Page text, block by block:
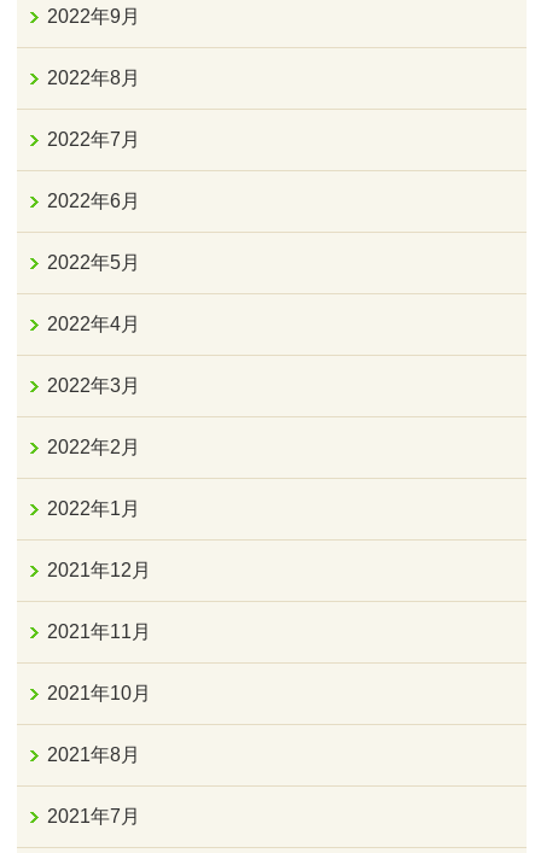
2022年9月
2022年8月
2022年7月
2022年6月
2022年5月
2022年4月
2022年3月
2022年2月
2022年1月
2021年12月
2021年11月
2021年10月
2021年8月
2021年7月